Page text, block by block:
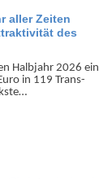
aller Zeiten
des
Halb­jahr 2026 ein
in 119 Trans­